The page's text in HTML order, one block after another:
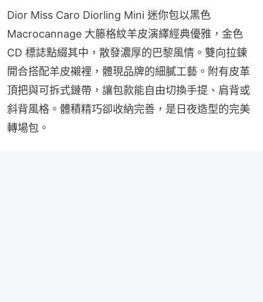
Dior Miss Caro Diorling Mini 迷你包以黑色
Macrocannage 大籐格紋羊皮演繹經典優雅，金色
CD 標誌點綴其中，散發濃厚的巴黎風情。雙向拉鍊
開合搭配羊皮襯裡，體現品牌的細膩工藝。附有皮革
頂把與可拆式鏈帶，讓包款能自由切換手提、肩背或
斜背風格。體積精巧卻收納完善，是日夜造型的完美
轉場包。